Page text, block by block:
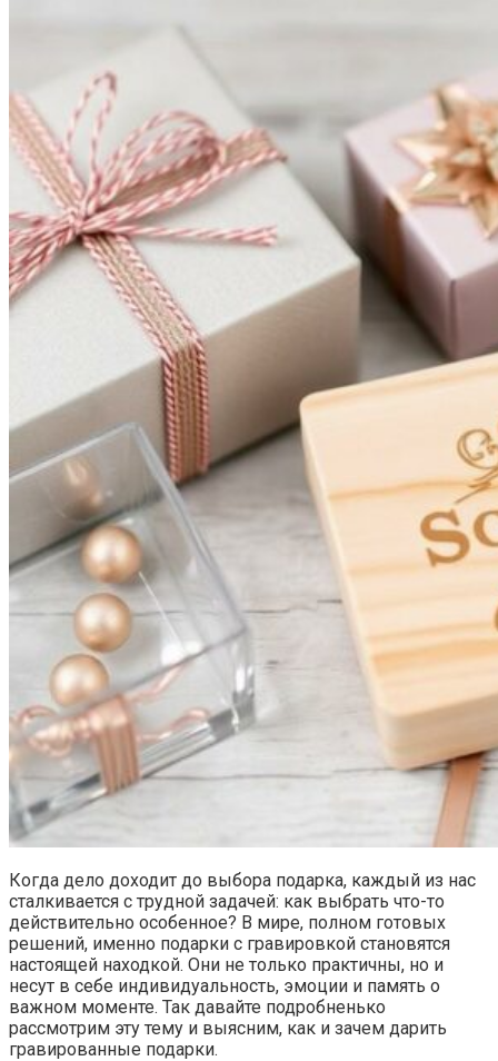
Когда дело доходит до выбора подарка, каждый из нас
сталкивается с трудной задачей: как выбрать что-то
действительно особенное? В мире, полном готовых
решений, именно подарки с гравировкой становятся
настоящей находкой. Они не только практичны, но и
несут в себе индивидуальность, эмоции и память о
важном моменте. Так давайте подробненько
рассмотрим эту тему и выясним, как и зачем дарить
гравированные подарки.